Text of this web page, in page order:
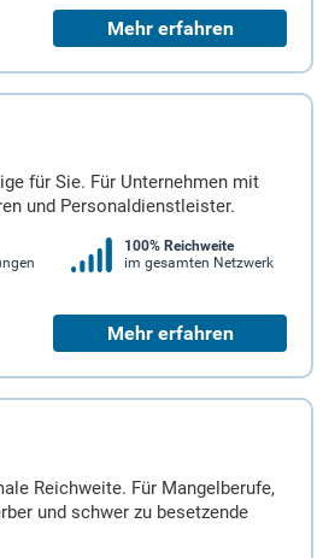
Mehr erfahren
für Sie. Für Unternehmen mit
und Personaldienstleister.
100% Reichweite
im gesamten Netzwerk
Mehr erfahren
Reichweite. Für Mangelberufe,
und schwer zu besetzende